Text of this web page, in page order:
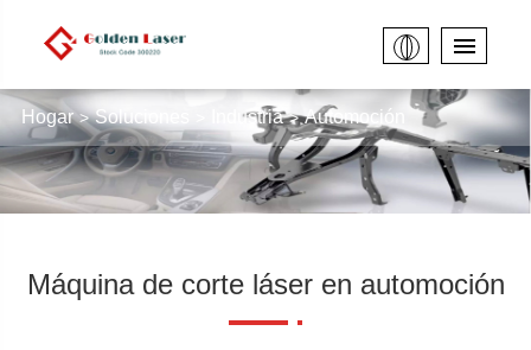
Hogar Soluciones Industria Automoción
Máquina de corte láser en automoción